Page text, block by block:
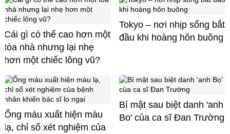
Cái gì có thể cao hơn một
tòa nhà nhưng lại nhẹ
hơn một chiếc lông vũ?
Tokyo – nơi nhịp sống bắt
đầu khi hoàng hôn buông
Ống máu xuất hiện màu
lạ, chỉ số xét nghiệm của
Bí mật sau biệt danh 'anh
Bo' của ca sĩ Đan Trường